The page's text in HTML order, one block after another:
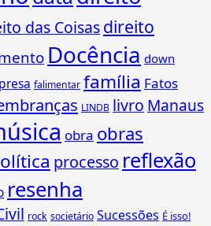
das Coisasdireito
Docência down
falimentar família Fatos
LINDB livro Manaus
obra obras
processo reflexão
resenha
rock societário Sucessões É isso!